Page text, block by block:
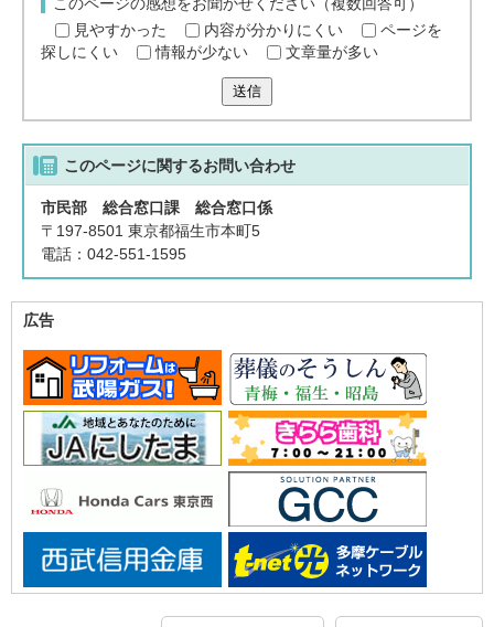
このページの感想をお聞かせください（複数回答可）
見やすかった
内容が分かりにくい
ページを
探しにくい
情報が少ない 文章量が多い
送信
このページに関するお問い合わせ
市民部 総合窓口課 総合窓口係
〒197-8501 東京都福生市本町5
電話：042-551-1595
広告